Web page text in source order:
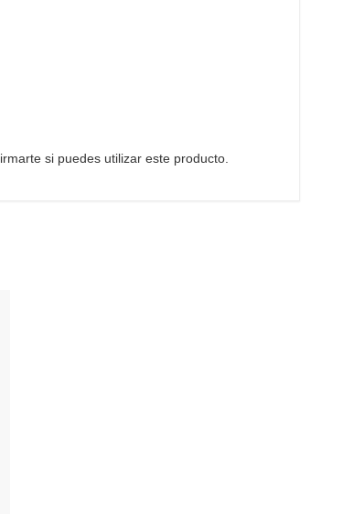
si puedes utilizar este producto.